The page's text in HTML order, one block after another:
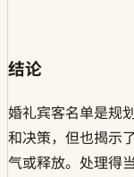
结论
婚礼宾客名单是规
和决策，但也揭示
气或释放。处理得